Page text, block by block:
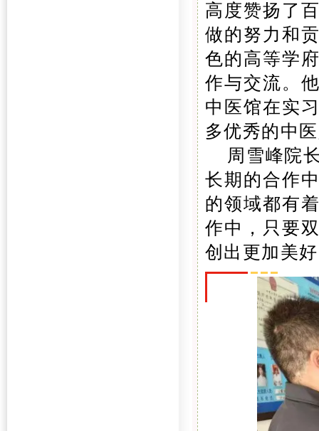
高度赞扬了
做的努力和
色的高等学
作与交流。
中医馆在实
多优秀的中
周雪峰院
长期的合作
的领域都有
作中，只要
创出更加美